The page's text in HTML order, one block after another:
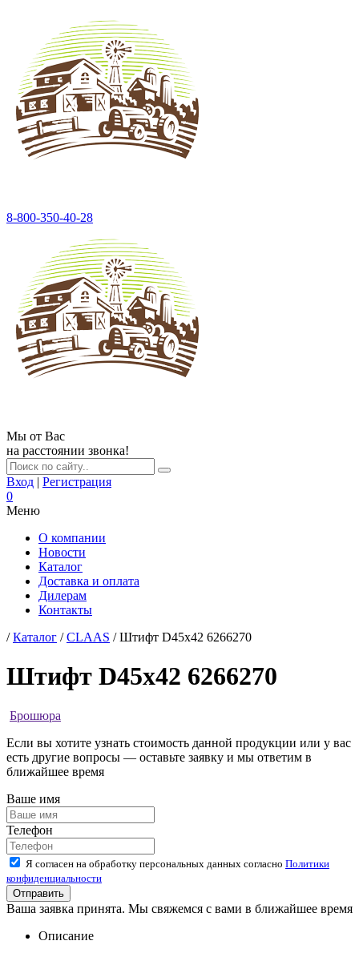
8-800-350-40-28
Мы от Вас
на расстоянии звонка!
Вход | Регистрация
0
Меню
О компании
Новости
Каталог
Доставка и оплата
Дилерам
Контакты
/Каталог /CLAAS / Штифт D45x42 6266270
Штифт D45x42 6266270
Брошюра
Если вы хотите узнать стоимость данной продукции или у вас
есть другие вопросы — оставьте заявку и мы ответим в
ближайшее время
Ваше имя
Телефон
Я согласен на обработку персональных данных согласно Политики
конфиденциальности
Ваша заявка принята. Мы свяжемся с вами в ближайшее время
Описание